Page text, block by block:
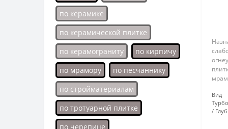
по керамике
по керамической плитке
по керамограниту
по кирпичу
по мрамору
по песчаннику
по стройматериалам
по тротуарной плитке
по черепице
Вид
Турбо